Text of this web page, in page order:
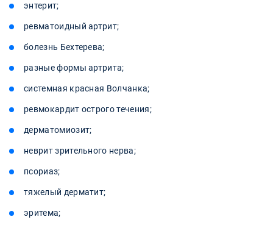
энтерит;
ревматоидный артрит;
болезнь Бехтерева;
разные формы артрита;
системная красная Волчанка;
ревмокардит острого течения;
дерматомиозит;
неврит зрительного нерва;
псориаз;
тяжелый дерматит;
эритема;